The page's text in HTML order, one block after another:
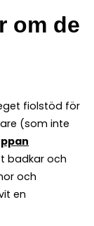
om de
fiolstöd för
(som inte
badkar och
och
en